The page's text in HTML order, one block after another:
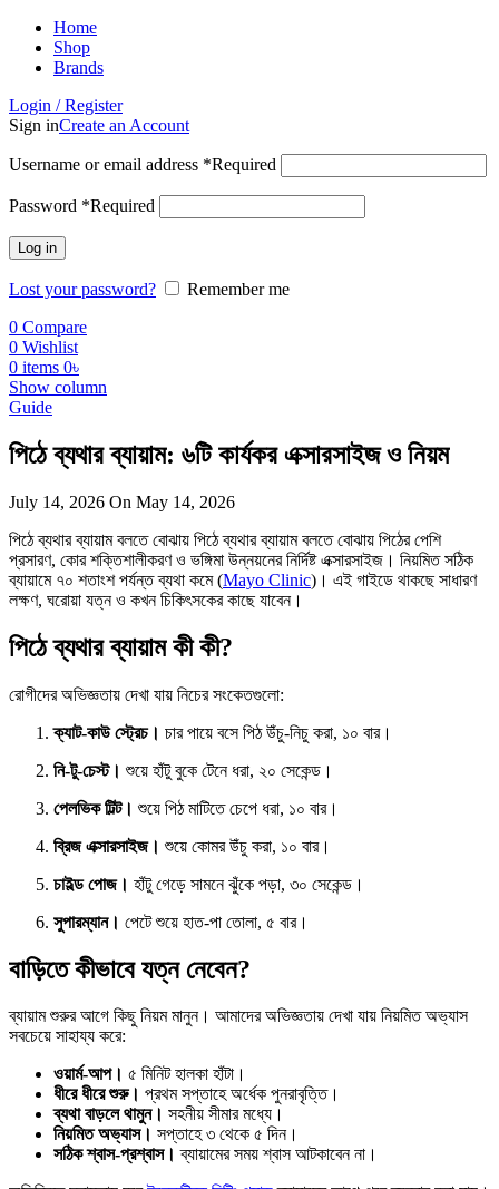
Home
Shop
Brands
Login / Register
Sign inCreate an Account
Username or email address *Required
Password *Required
Log in
Lost your password?
Remember me
0 Compare
0 Wishlist
0 items 0৳
Show column
Guide
পিঠে ব্যথার ব্যায়াম: ৬টি কার্যকর এক্সারসাইজ ও নিয়ম
July 14, 2026 On May 14, 2026
পিঠে ব্যথার ব্যায়াম বলতে বোঝায় পিঠে ব্যথার ব্যায়াম বলতে বোঝায় পিঠের পেশি
প্রসারণ, কোর শক্তিশালীকরণ ও ভঙ্গিমা উন্নয়নের নির্দিষ্ট এক্সারসাইজ। নিয়মিত সঠিক
ব্যায়ামে ৭০ শতাংশ পর্যন্ত ব্যথা কমে (Mayo Clinic)। এই গাইডে থাকছে সাধারণ
লক্ষণ, ঘরোয়া যত্ন ও কখন চিকিৎসকের কাছে যাবেন।
পিঠে ব্যথার ব্যায়াম কী কী?
রোগীদের অভিজ্ঞতায় দেখা যায় নিচের সংকেতগুলো:
ক্যাট-কাউ স্ট্রেচ। চার পায়ে বসে পিঠ উঁচু-নিচু করা, ১০ বার।
নি-টু-চেস্ট। শুয়ে হাঁটু বুকে টেনে ধরা, ২০ সেকেন্ড।
পেলভিক টিল্ট। শুয়ে পিঠ মাটিতে চেপে ধরা, ১০ বার।
ব্রিজ এক্সারসাইজ। শুয়ে কোমর উঁচু করা, ১০ বার।
চাইল্ড পোজ। হাঁটু গেড়ে সামনে ঝুঁকে পড়া, ৩০ সেকেন্ড।
সুপারম্যান। পেটে শুয়ে হাত-পা তোলা, ৫ বার।
বাড়িতে কীভাবে যত্ন নেবেন?
ব্যায়াম শুরুর আগে কিছু নিয়ম মানুন। আমাদের অভিজ্ঞতায় দেখা যায় নিয়মিত অভ্যাস
সবচেয়ে সাহায্য করে:
ওয়ার্ম-আপ। ৫ মিনিট হালকা হাঁটা।
ধীরে ধীরে শুরু। প্রথম সপ্তাহে অর্ধেক পুনরাবৃত্তি।
ব্যথা বাড়লে থামুন। সহনীয় সীমার মধ্যে।
নিয়মিত অভ্যাস। সপ্তাহে ৩ থেকে ৫ দিন।
সঠিক শ্বাস-প্রশ্বাস। ব্যায়ামের সময় শ্বাস আটকাবেন না।